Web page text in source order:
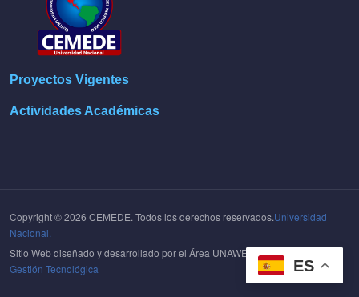
ES
Proyectos Vigentes
Actividades Académicas
Copyright © 2026 CEMEDE. Todos los derechos reservados.Universidad
Nacional.
Sitio Web diseñado y desarrollado por el Área UNAWEB delCentro de
Gestión Tecnológica